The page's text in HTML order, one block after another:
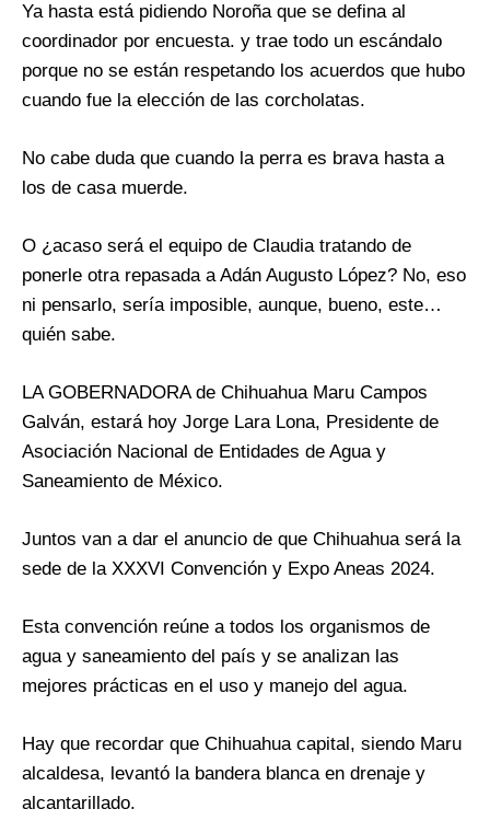
Ya hasta está pidiendo Noroña que se defina al
coordinador por encuesta. y trae todo un escándalo
porque no se están respetando los acuerdos que hubo
cuando fue la elección de las corcholatas.
No cabe duda que cuando la perra es brava hasta a
los de casa muerde.
O ¿acaso será el equipo de Claudia tratando de
ponerle otra repasada a Adán Augusto López? No, eso
ni pensarlo, sería imposible, aunque, bueno, este…
quién sabe.
LA GOBERNADORA de Chihuahua Maru Campos
Galván, estará hoy Jorge Lara Lona, Presidente de
Asociación Nacional de Entidades de Agua y
Saneamiento de México.
Juntos van a dar el anuncio de que Chihuahua será la
sede de la XXXVI Convención y Expo Aneas 2024.
Esta convención reúne a todos los organismos de
agua y saneamiento del país y se analizan las
mejores prácticas en el uso y manejo del agua.
Hay que recordar que Chihuahua capital, siendo Maru
alcaldesa, levantó la bandera blanca en drenaje y
alcantarillado.